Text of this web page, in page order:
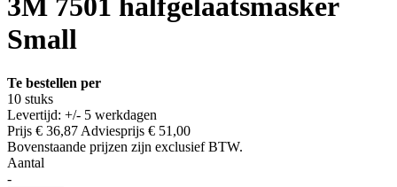
3M 7501 halfgelaatsmasker
Small
Te bestellen per
10 stuks
Levertijd: +/- 5 werkdagen
Prijs € 36,87 Adviesprijs € 51,00
Bovenstaande prijzen zijn exclusief BTW.
Aantal
-